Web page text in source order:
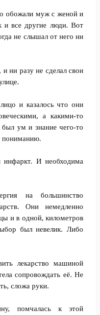
обожали муж с женой и
все другие люди. Вот
не слышал от него ни
ни разу не сделал свои
и казалось что они
а какими-то
ум и знание чего-то
пониманию.
И необходима
на большинство
Они немедленно
и в одной, километров
был невелик. Либо
лекарство машиной
сопровождать её. Не
сложа руки.
помчалась к этой